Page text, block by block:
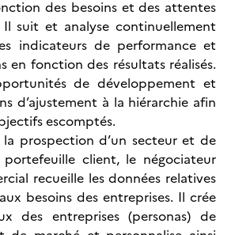
des besoins et des attentes
Il suit et analyse continuellement
indicateurs de performance et
en fonction des résultats réalisés.
de développement et
d’ajustement à la hiérarchie afin
escomptés.
prospection d’un secteur et de
client, le négociateur
recueille les données relatives
besoins des entreprises. Il crée
des entreprises (personas) de